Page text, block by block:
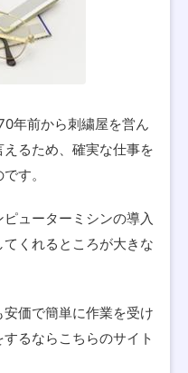
年前から刺繍屋を営ん
るため、確実な仕事を
す。
ューターミシンの導入
くれるところが大きな
価で簡単に作業を受け
るならこちらのサイト